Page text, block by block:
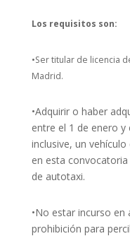
Los requisitos son:
•Ser titular de licencia
Madrid.
•Adquirir o haber
entre el 1 de enero
inclusive, un
en esta
de autotaxi.
•No estar incurso en
prohibición para